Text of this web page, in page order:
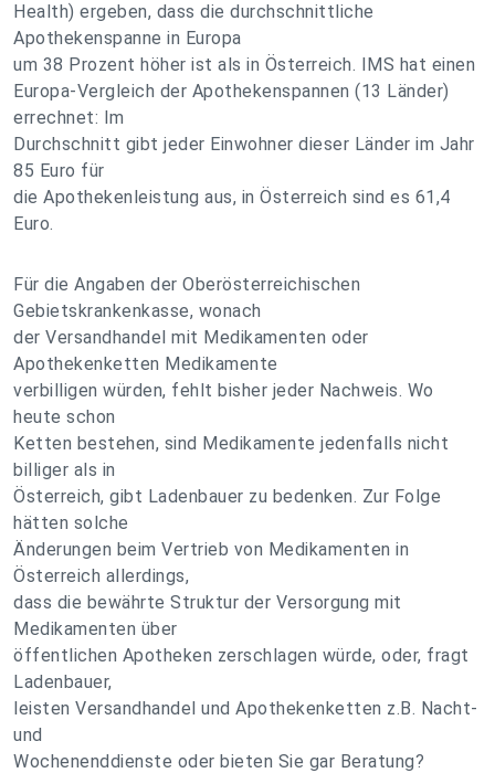
Health) ergeben, dass die durchschnittliche
Apothekenspanne in Europa
um 38 Prozent höher ist als in Österreich. IMS hat einen
Europa-Vergleich der Apothekenspannen (13 Länder)
errechnet: Im
Durchschnitt gibt jeder Einwohner dieser Länder im Jahr
85 Euro für
die Apothekenleistung aus, in Österreich sind es 61,4
Euro.
Für die Angaben der Oberösterreichischen
Gebietskrankenkasse, wonach
der Versandhandel mit Medikamenten oder
Apothekenketten Medikamente
verbilligen würden, fehlt bisher jeder Nachweis. Wo
heute schon
Ketten bestehen, sind Medikamente jedenfalls nicht
billiger als in
Österreich, gibt Ladenbauer zu bedenken. Zur Folge
hätten solche
Änderungen beim Vertrieb von Medikamenten in
Österreich allerdings,
dass die bewährte Struktur der Versorgung mit
Medikamenten über
öffentlichen Apotheken zerschlagen würde, oder, fragt
Ladenbauer,
leisten Versandhandel und Apothekenketten z.B. Nacht-
und
Wochenenddienste oder bieten Sie gar Beratung?